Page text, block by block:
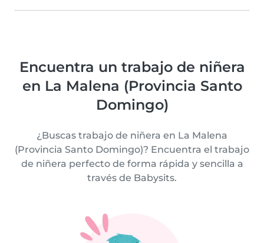
Encuentra un trabajo de niñera
en La Malena (Provincia Santo
Domingo)
¿Buscas trabajo de niñera en La Malena
(Provincia Santo Domingo)? Encuentra el trabajo
de niñera perfecto de forma rápida y sencilla a
través de Babysits.